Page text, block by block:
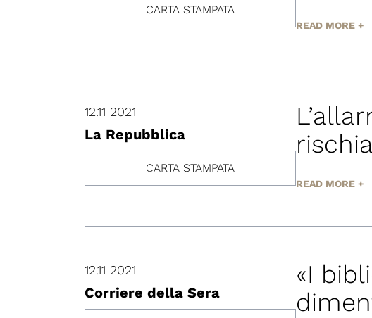
CARTA STAMPATA
READ MORE +
12.11 2021
La Repubblica
CARTA STAMPATA
READ MORE +
12.11 2021
Corriere della Sera
«I